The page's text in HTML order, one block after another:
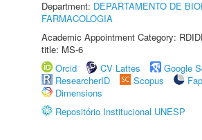
Department: DEPARTAMENTO DE
FARMACOLOGIA
Academic Appointment Category:
title: MS-6
Orcid
CV Lattes
Google
ResearcherID
Scopus
Dimensions
Repositório Institucional UNESP